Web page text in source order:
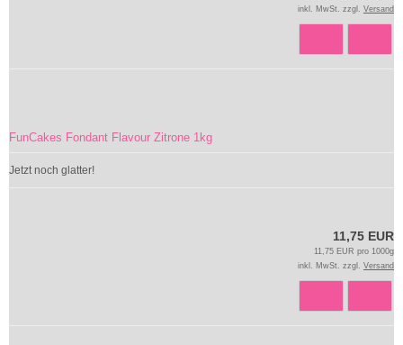
inkl. MwSt. zzgl. Versand
FunCakes Fondant Flavour Zitrone 1kg
Jetzt noch glatter!
11,75 EUR
11,75 EUR pro 1000g
inkl. MwSt. zzgl. Versand